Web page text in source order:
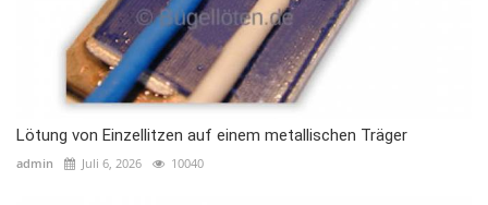
Lötung von Einzellitzen auf einem metallischen Träger
admin Juli 6, 2026 10040